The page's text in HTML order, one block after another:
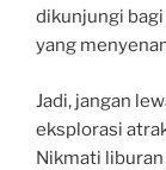
dikunjungi
yang
Jadi, jangan
eksplorasi
Nikmati